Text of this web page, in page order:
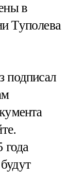
в
Туполева
подписал
года